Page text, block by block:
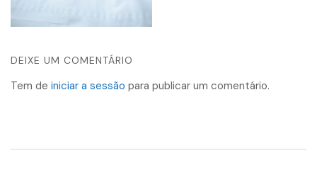
DEIXE UM COMENTÁRIO
Tem de iniciar a sessão para publicar um comentário.